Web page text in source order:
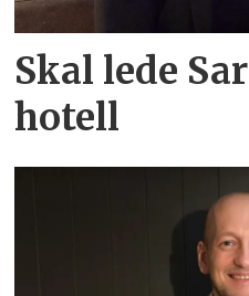
Skal lede
hotell